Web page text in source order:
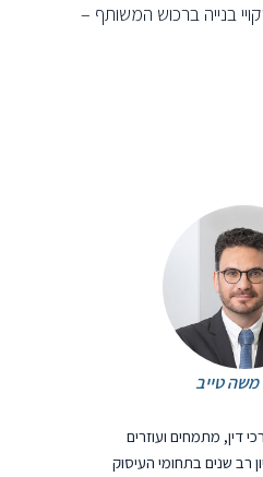
בנייה ברכוש המשותף –
משה טייב
דין, מתמחים ועוזרים
רב שנים בתחומי העיסוק